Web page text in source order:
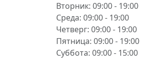
Вторник: 09:00 - 19:00
Среда: 09:00 - 19:00
Четверг: 09:00 - 19:00
Пятница: 09:00 - 19:00
Суббота: 09:00 - 15:00